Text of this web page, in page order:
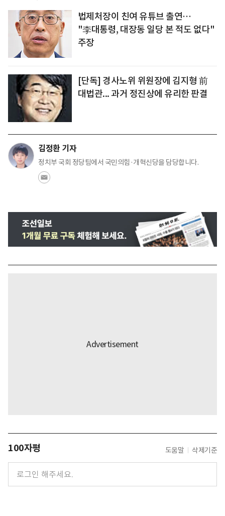
법제처장이 친여 유튜브 출연…
"李대통령, 대장동 일당 본 적도 없다"
주장
[단독] 경사노위 위원장에 김지형 前
대법관... 과거 정진상에 유리한 판결
김정환 기자
정치부 국회 정당팀에서 국민의힘·개혁신당을 담당합니다.
100자평 도움말 삭제기준